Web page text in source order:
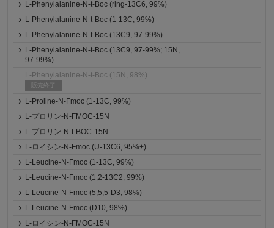
L-Phenylalanine-N-t-Boc (ring-13C6, 99%)
L-Phenylalanine-N-t-Boc (1-13C, 99%)
L-Phenylalanine-N-t-Boc (13C9, 97-99%)
L-Phenylalanine-N-t-Boc (13C9, 97-99%; 15N,
97-99%)
L-Phenylalanine-N-t-Boc (15N, 98%)
販売終了
L-Proline-N-Fmoc (1-13C, 99%)
L-プロリン-N-FMOC-15N
L-プロリン-N-t-BOC-15N
L-ロイシン-N-Fmoc (U-13C6, 95%+)
L-Leucine-N-Fmoc (1-13C, 99%)
L-Leucine-N-Fmoc (1,2-13C2, 99%)
L-Leucine-N-Fmoc (5,5,5-D3, 98%)
L-Leucine-N-Fmoc (D10, 98%)
L-ロイシン-N-FMOC-15N